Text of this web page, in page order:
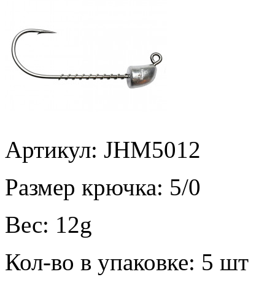
Артикул: JHM5012
Размер крючка: 5/0
Вес: 12g
Кол-во в упаковке: 5 шт